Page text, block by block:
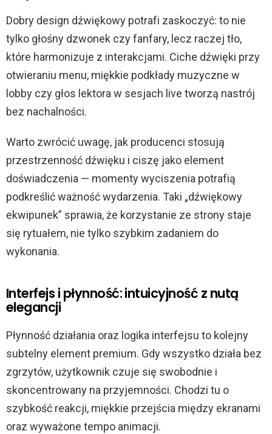
Dobry design dźwiękowy potrafi zaskoczyć: to nie
tylko głośny dzwonek czy fanfary, lecz raczej tło,
które harmonizuje z interakcjami. Ciche dźwięki przy
otwieraniu menu, miękkie podkłady muzyczne w
lobby czy głos lektora w sesjach live tworzą nastrój
bez nachalności.
Warto zwrócić uwagę, jak producenci stosują
przestrzenność dźwięku i ciszę jako element
doświadczenia — momenty wyciszenia potrafią
podkreślić ważność wydarzenia. Taki „dźwiękowy
ekwipunek” sprawia, że korzystanie ze strony staje
się rytuałem, nie tylko szybkim zadaniem do
wykonania.
Interfejs i płynność: intuicyjność z nutą
elegancji
Płynność działania oraz logika interfejsu to kolejny
subtelny element premium. Gdy wszystko działa bez
zgrzytów, użytkownik czuje się swobodnie i
skoncentrowany na przyjemności. Chodzi tu o
szybkość reakcji, miękkie przejścia między ekranami
oraz wyważone tempo animacji.